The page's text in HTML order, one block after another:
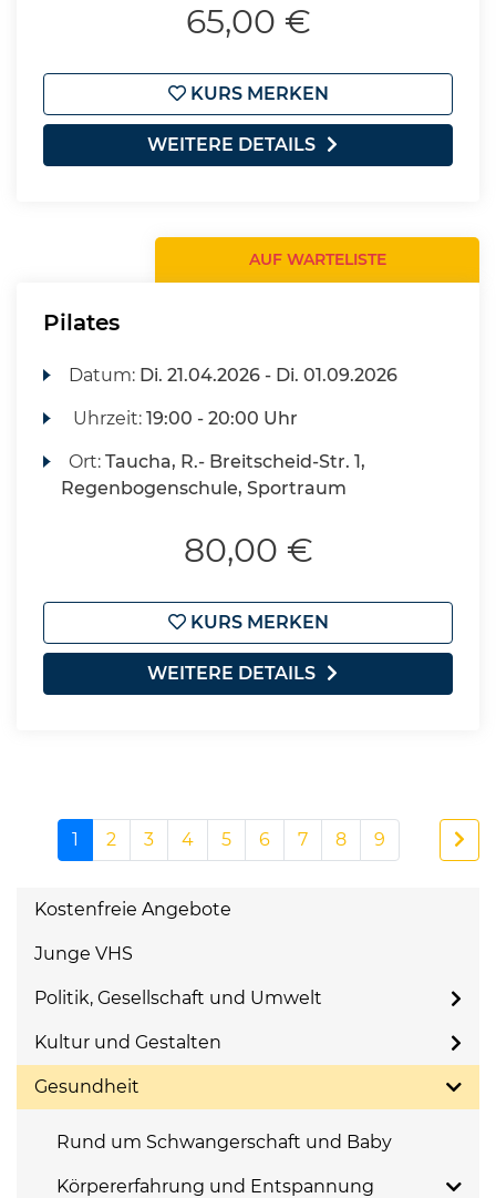
65,00 €
KURS MERKEN
WEITERE DETAILS
AUF WARTELISTE
Pilates
Datum: Di. 21.04.2026 - Di. 01.09.2026
Uhrzeit:19:00 - 20:00 Uhr
Ort:Taucha, R.- Breitscheid-Str. 1,
Regenbogenschule, Sportraum
80,00 €
KURS MERKEN
WEITERE DETAILS
1 2 3 4 5 6 7 8 9
Kostenfreie Angebote
Junge VHS
Politik, Gesellschaft und Umwelt
Kultur und Gestalten
Gesundheit
Rund um Schwangerschaft und Baby
Körpererfahrung und Entspannung